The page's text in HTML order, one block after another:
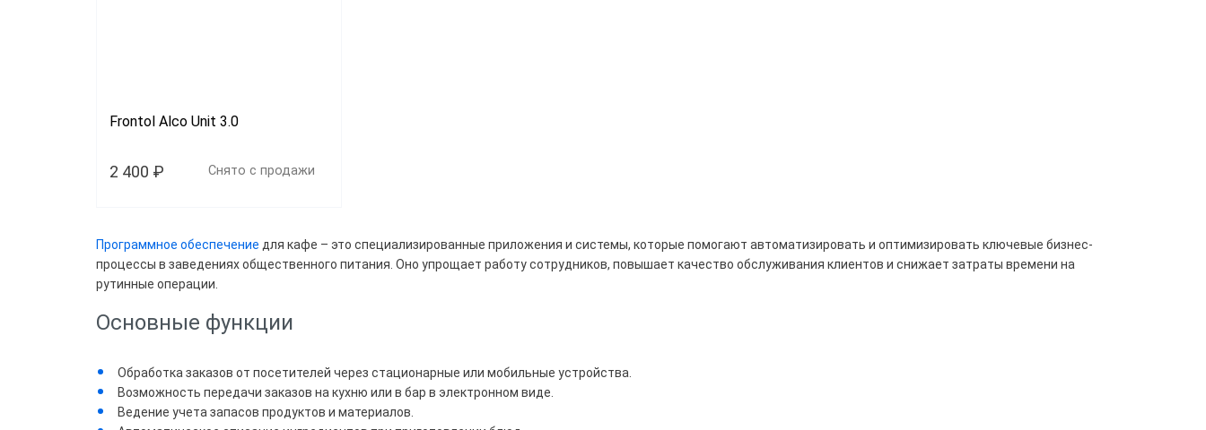
Frontol Alco Unit 3.0
2 400 ₽ Снято с продажи
Цена
Дешевле 4 400 ₽
Бренд
Программное обеспечение для кафе – это специализированные приложения и системы, которые помогают автоматизировать и оптимизировать ключевые бизнес-
процессы в заведениях общественного питания. Оно упрощает работу сотрудников, повышает качество обслуживания клиентов и снижает затраты времени на
рутинные операции.
Основные функции
Обработка заказов от посетителей через стационарные или мобильные устройства.
Возможность передачи заказов на кухню или в бар в электронном виде.
Ведение учета запасов продуктов и материалов.